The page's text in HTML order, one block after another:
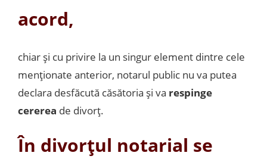
acord,
chiar și cu privire la un singur element dintre cele
menționate anterior, notarul public nu va putea
declara desfăcută căsătoria și va respinge
cererea de divorț.
În divorțul notarial se